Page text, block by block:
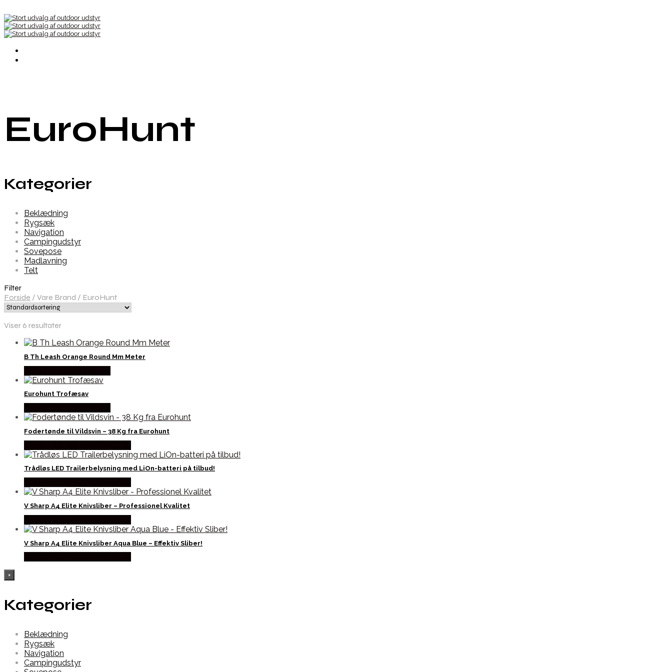
EuroHunt
Kategorier
Beklædning
Rygsæk
Navigation
Campingudstyr
Sovepose
Madlavning
Telt
Filter
Forside / Vare Brand / EuroHunt
Viser 6 resultater
B Th Leash Orange Round Mm Meter
Eurohunt Trofæsav
Fodertønde til Vildsvin – 38 Kg fra Eurohunt
Trådløs LED Trailerbelysning med LiOn-batteri på tilbud!
V Sharp A4 Elite Knivsliber – Professionel Kvalitet
V Sharp A4 Elite Knivsliber Aqua Blue – Effektiv Sliber!
×
Kategorier
Beklædning
Rygsæk
Navigation
Campingudstyr